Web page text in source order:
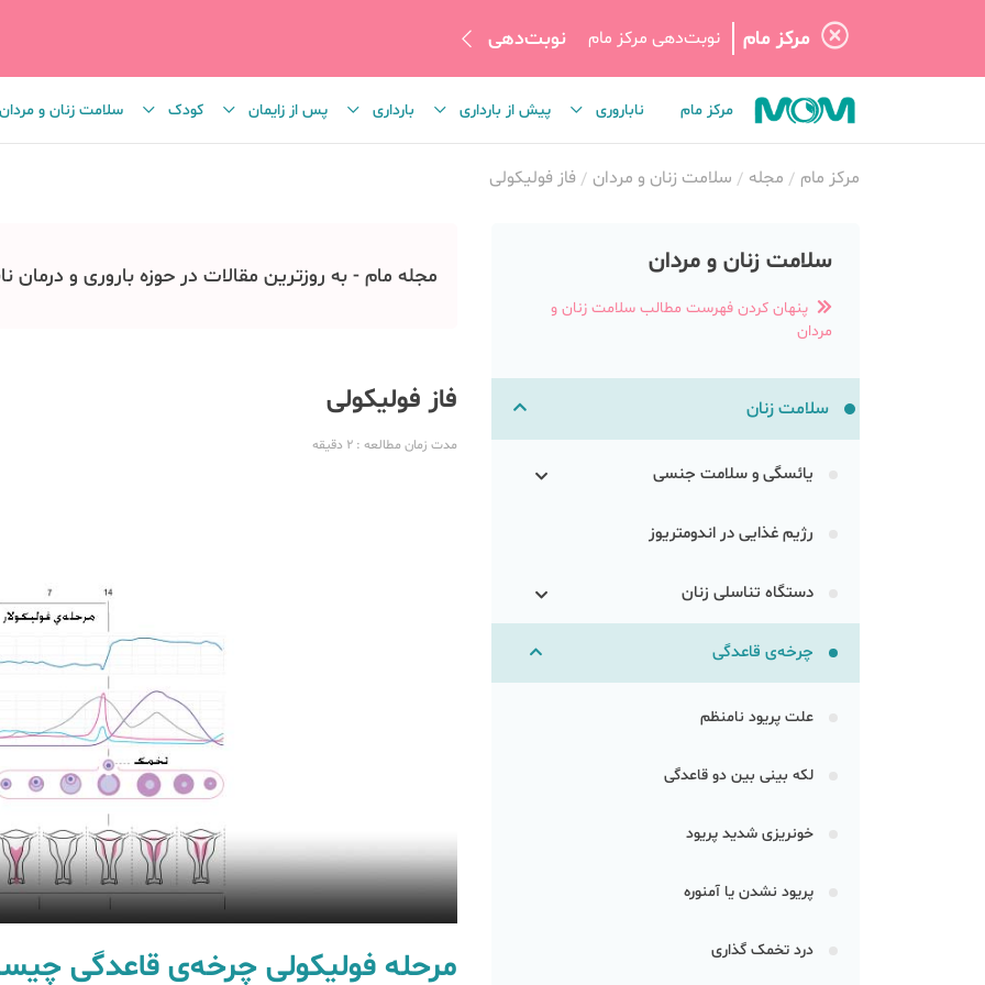
مرکز مام نوبت‌دهی مرکز مام نوبت‌دهی
مرکز مام ناباروری پیش از بارداری بارداری پس از زایمان کودک سلامت زنان و مردان
مرکز مام مجله سلامت زنان و مردان فاز فولیکولی
سلامت زنان و مردان
پنهان کردن فهرست مطالب سلامت زنان و
مردان
سلامت زنان
یائسگی و سلامت جنسی
رژیم غذایی در اندومتریوز
دستگاه تناسلی زنان
چرخه‌ی قاعدگی
علت پریود نامنظم
لکه بینی بین دو قاعدگی
خونریزی شدید پریود
پریود نشدن یا آمنوره
درد تخمک گذاری
مجله مام - به روزترین مقالات در حوزه باروری و درمان
فاز فولیکولی
مدت زمان مطالعه: 2 دقیقه
مرحله فولیکولی چرخه‌ی قاعدگی